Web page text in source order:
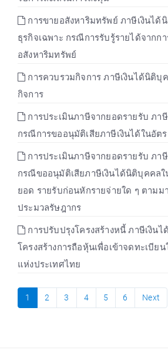
การขายอสังหาริมทรัพย์ ภาษีเงินไ
ธุรกิจเฉพาะ กรณีการรับรู้รายได้จากก
อสังหาริมทรัพย์
การควบรวมกิจการ ภาษีเงินได้นิติ
กิจการ
การประเมินภาษีจากยอดรายรับ ภา
กรณีการขออนุมัติเสียภาษีเงินได้ในอัต
การประเมินภาษีจากยอดรายรับ ภา
กรณีขออนุมัติเสียภาษีเงินได้นิติบุคคลใ
ยอด รายรับก่อนหักรายจ่ายใด ๆ ตามม
ประมวลรัษฎากร
การปรับปรุงโครงสร้างหนี้ ภาษีเงิน
โครงสร้างการถือหุ้นเพื่อเข้าจดทะเบีย
แห่งประเทศไทย
1 2 3 4 5 6 Next